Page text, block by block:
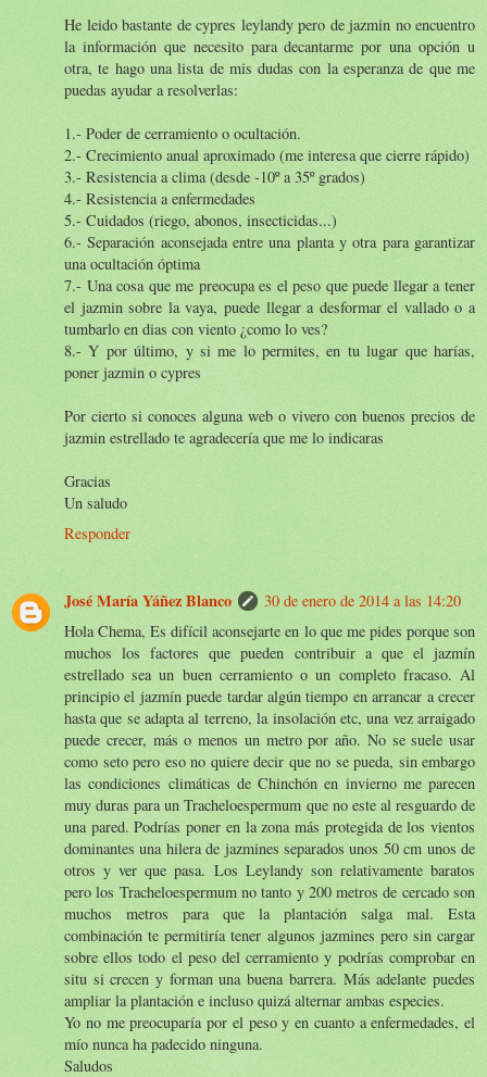
He leido bastante de cypres leylandy pero de jazmin no encuentro
la información que necesito para decantarme por una opción u
otra, te hago una lista de mis dudas con la esperanza de que me
puedas ayudar a resolverlas:
1.- Poder de cerramiento o ocultación.
2.- Crecimiento anual aproximado (me interesa que cierre rápido)
3.- Resistencia a clima (desde -10º a 35º grados)
4.- Resistencia a enfermedades
5.- Cuidados (riego, abonos, insecticidas...)
6.- Separación aconsejada entre una planta y otra para garantizar
una ocultación óptima
7.- Una cosa que me preocupa es el peso que puede llegar a tener
el jazmin sobre la vaya, puede llegar a desformar el vallado o a
tumbarlo en dias con viento ¿como lo ves?
8.- Y por último, y si me lo permites, en tu lugar que harías,
poner jazmin o cypres
Por cierto si conoces alguna web o vivero con buenos precios de
jazmin estrellado te agradecería que me lo indicaras
Gracias
Un saludo
Responder
José María Yáñez Blanco
30 de enero de 2014 a las 14:20
Hola Chema, Es difícil aconsejarte en lo que me pides porque son
muchos los factores que pueden contribuir a que el jazmín
estrellado sea un buen cerramiento o un completo fracaso. Al
principio el jazmín puede tardar algún tiempo en arrancar a crecer
hasta que se adapta al terreno, la insolación etc, una vez arraigado
puede crecer, más o menos un metro por año. No se suele usar
como seto pero eso no quiere decir que no se pueda, sin embargo
las condiciones climáticas de Chinchón en invierno me parecen
muy duras para un Tracheloespermum que no este al resguardo de
una pared. Podrías poner en la zona más protegida de los vientos
dominantes una hilera de jazmines separados unos 50 cm unos de
otros y ver que pasa. Los Leylandy son relativamente baratos
pero los Tracheloespermum no tanto y 200 metros de cercado son
muchos metros para que la plantación salga mal. Esta
combinación te permitiría tener algunos jazmines pero sin cargar
sobre ellos todo el peso del cerramiento y podrías comprobar en
situ si crecen y forman una buena barrera. Más adelante puedes
ampliar la plantación e incluso quizá alternar ambas especies.
Yo no me preocuparía por el peso y en cuanto a enfermedades, el
mío nunca ha padecido ninguna.
Saludos